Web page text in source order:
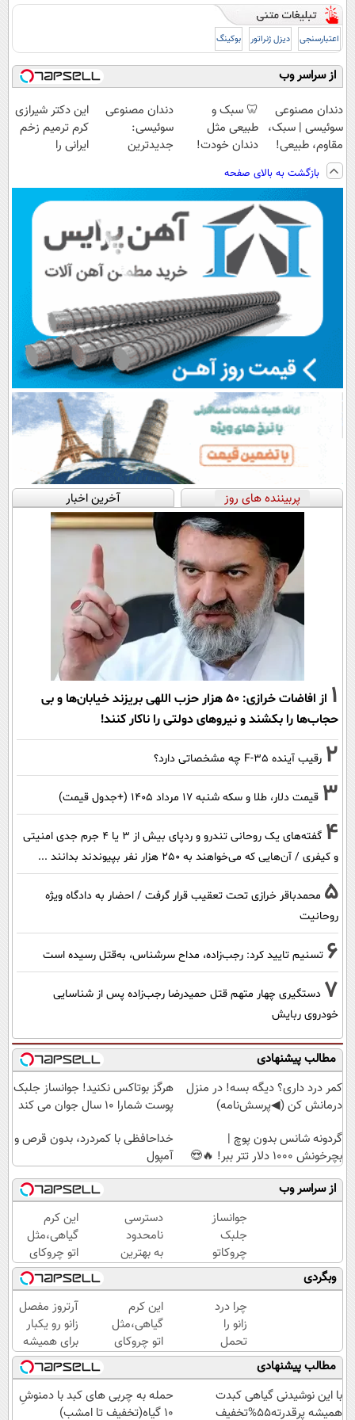
اعتبارسنجی دیزل ژنراتور بوکینگ
از سراسر وب
دندان مصنوعی
سوئیسی | سبک،
مقاوم، طبیعی!
ویزیت
رایگان+پرداخت
اقساطی😍
🦷 سبک و
طبیعی مثل
دندان خودت!
پرداخت اقساطی
💳 📍 تهران
دندان مصنوعی
سوئیسی:
جدیدترین
پرداخت قسطی
این دکتر شیرازی
کرم ترمیم زخم
ایرانی را
بازگشت به بالای صفحه
پربیننده های روز آخرین اخبار
1
از افاضات خرازی: ۵۰ هزار حزب اللهی بریزند خیابان‌ها و بی
حجاب‌ها را بکشند و نیرو‌های دولتی را ناکار کنند!
2 رقیب آینده F-35 چه مشخصاتی دارد؟
3 قیمت دلار، طلا و سکه شنبه ۱۷ مرداد ۱۴۰۵ (+جدول قیمت)
4
گفته‌های یک روحانی تندرو و ردپای بیش از ۳ یا ۴ جرم جدی امنیتی
و کیفری / آن‌هایی که می‌خواهند به ۲۵۰ هزار نفر بپیوندند بدانند ...
5 محمدباقر خرازی تحت تعقیب قرار گرفت / احضار به دادگاه ویژه
روحانیت
6 تسنیم تایید کرد: رجب‌زاده، مداح سرشناس، به‌قتل رسیده است
7 دستگیری چهار متهم قتل حمیدرضا رجب‌زاده پس از شناسایی
خودروی ربایش
مطالب پیشنهادی
کمر درد داری؟ دیگه بسه! در منزل
درمانش کن (◀پرسش‌نامه)
هرگز بوتاکس نکنید! جوانساز جلبک
پوست شمارا ۱۰ سال جوان می کند
گردونه شانس بدون پوچ |
بچرخونش 1000 دلار تتر ببر! 🔥😍
خداحافظی با کمردرد، بدون قرص و
آمپول
از سراسر وب
جوانساز
جلبک
چروکاتو
مثل اتو
صاف
میکنه
😍
دسترسی
نامحدود
به بهترین
آموزش‌ها
تا روز
کنکور
این کرم
گیاهی،مثل
اتو چروکای
پوستتوصاف
میکنه!50%تخفیف
وبگردی
چرا درد
زانو را
تحمل
می‌کنی؟
خیلی
ساده
درمنزل
این کرم
گیاهی،مثل
اتو چروکای
پوستتوصاف
میکنه!50%تخفیف
آرتروز مفصل
زانو رو یکبار
برای همیشه
درمان کن!
◗پرسش‌نامه◖
مطالب پیشنهادی
با این نوشیدنی گیاهی کبدت
همیشه پرقدرته55%تخفیف
حمله به چربی های کبد با دمنوشِ
10 گیاه(تخفیف تا امشب)